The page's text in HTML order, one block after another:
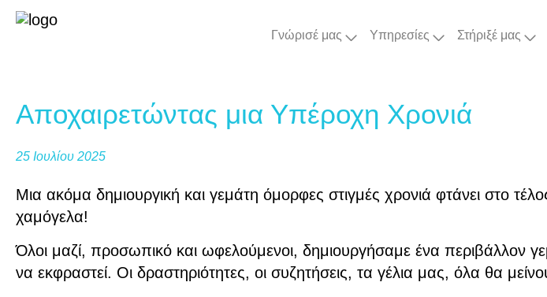
Γνώρισέ μας Υπηρεσίες Στήριξέ μας
Αποχαιρετώντας μια Υπέροχη Χρονιά
25 Ιουλίου 2025
Μια ακόμα δημιουργική και γεμάτη όμορφες στιγμές χρονιά φτάνει στο
χαμόγελα!
Όλοι μαζί, προσωπικό και ωφελούμενοι, δημιουργήσαμε ένα περιβάλλον
να εκφραστεί. Οι δραστηριότητες, οι συζητήσεις, τα γέλια μας, όλα θα